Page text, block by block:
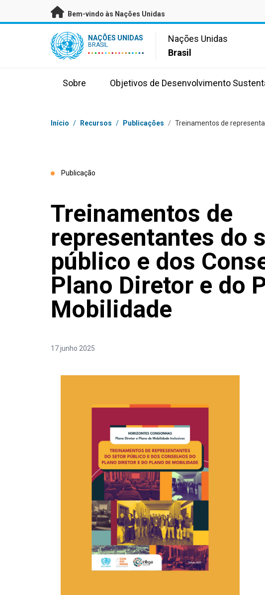
Saltar para conteúdo principal
Bem-vindo às Nações Unidas
UN Logo NAÇÕES UNIDAS
BRASIL
Nações Unidas
Brasil
Sobre Objetivos de Desenvolvimento
Navegação
Início / Recursos / Publicações / Treinamentos de
Publicação
Treinamentos de
representantes do
público e dos
Plano Diretor e do
Mobilidade
17 junho 2025